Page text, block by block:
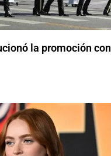
la promoción con